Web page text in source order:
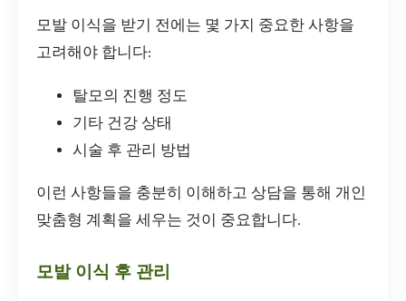
모발 이식을 받기 전에는 몇 가지 중요한 사항을
고려해야 합니다:
탈모의 진행 정도
기타 건강 상태
시술 후 관리 방법
이런 사항들을 충분히 이해하고 상담을 통해 개인
맞춤형 계획을 세우는 것이 중요합니다.
모발 이식 후 관리